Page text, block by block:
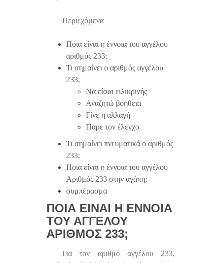
Περιεχόμενα
Ποια είναι η έννοια του αγγέλου
αριθμός 233;
Τι σημαίνει ο αριθμός αγγέλου
233;
Να είσαι ειλικρινής
Αναζητώ βοήθεια
Γίνε η αλλαγή
Πάρε τον έλεγχο
Τι σημαίνει πνευματικά ο αριθμός
233;
Ποια είναι η έννοια του αγγέλου
Αριθμός 233 στην αγάπη;
συμπέρασμα
ΠΟΙΑ ΕΊΝΑΙ Η ΈΝΝΟΙΑ
ΤΟΥ ΑΓΓΈΛΟΥ
ΑΡΙΘΜΌΣ 233;
Για τον αριθμό αγγέλου 233,